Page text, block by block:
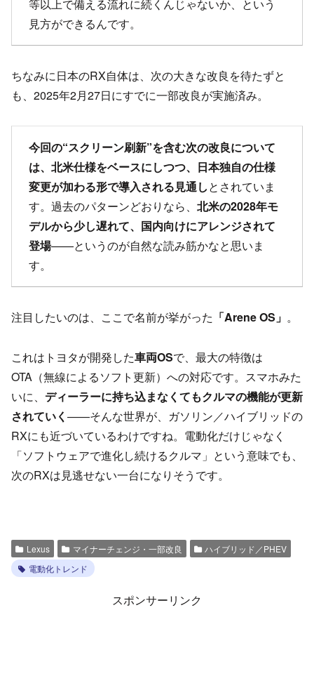
等以上で備える流れに続くんじゃないか、という
見方ができるんです。
ちなみに日本のRX自体は、次の大きな改良を待たずと
も、2025年2月27日にすでに一部改良が実施済み。
今回の“スクリーン刷新”を含む次の改良について
は、北米仕様をベースにしつつ、日本独自の仕様
変更が加わる形で導入される見通しとされていま
す。過去のパターンどおりなら、 北米の2028年モ
デルから少し遅れて、国内向けにアレンジされて
登場——というのが自然な読み筋かなと思いま
す。
注目したいのは、ここで名前が挙がった 「Arene OS」 。
これはトヨタが開発した車両OSで、最大の特徴は
OTA（無線によるソフト更新）への対応です。スマホみた
いに、 ディーラーに持ち込まなくてもクルマの機能が更新
されていく ——そんな世界が、ガソリン／ハイブリッドの
RXにも近づいているわけですね。電動化だけじゃなく
「ソフトウェアで進化し続けるクルマ」という意味でも、
次のRXは見逃せない一台になりそうです。
Lexus マイナーチェンジ・一部改良
ハイブリッド／PHEV
電動化トレンド
スポンサーリンク